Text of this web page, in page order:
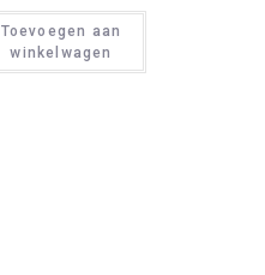
Toevoegen aan
winkelwagen